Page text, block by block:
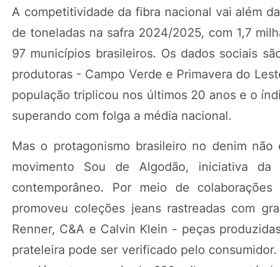
A competitividade da fibra nacional vai além
de toneladas na safra 2024/2025, com 1,7
97 municípios brasileiros. Os dados sociais
produtoras - Campo Verde e Primavera do
população triplicou nos últimos 20 anos e o
superando com folga a média nacional.
Mas o protagonismo brasileiro no denim
movimento Sou de Algodão, iniciativa
contemporâneo. Por meio de
promoveu coleções jeans rastreadas com
Renner, C&A e Calvin Klein - peças
prateleira pode ser verificado pelo